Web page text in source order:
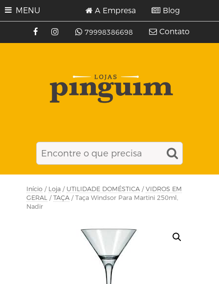
MENU
79998386698
A Empresa Blog
Contato
Início / Loja / UTILIDADE DOMÉSTICA / VIDROS EM
GERAL / TAÇA / Taça Windsor Para Martini 250ml,
Nadir